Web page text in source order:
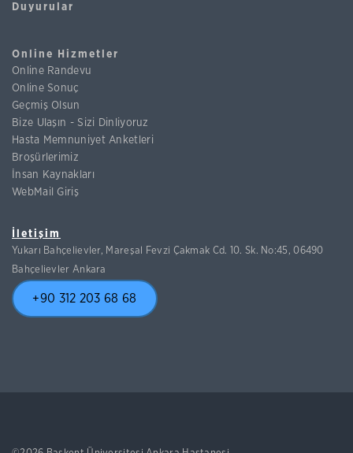
Duyurular
Online Hizmetler
Online Randevu
Online Sonuç
Geçmiş Olsun
Bize Ulaşın - Sizi Dinliyoruz
Hasta Memnuniyet Anketleri
Broşürlerimiz
İnsan Kaynakları
WebMail Giriş
İletişim
Yukarı Bahçelievler, Mareşal Fevzi Çakmak Cd. 10. Sk. No:45, 06490
Bahçelievler Ankara
+90 312 203 68 68